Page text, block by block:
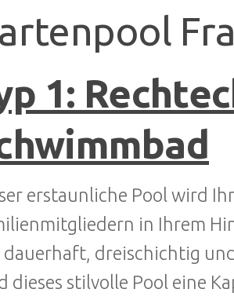
1:
erstaunliche Pool wird
in Ihrem
dauerhaft, dreischichtig
dieses stilvolle Pool eine